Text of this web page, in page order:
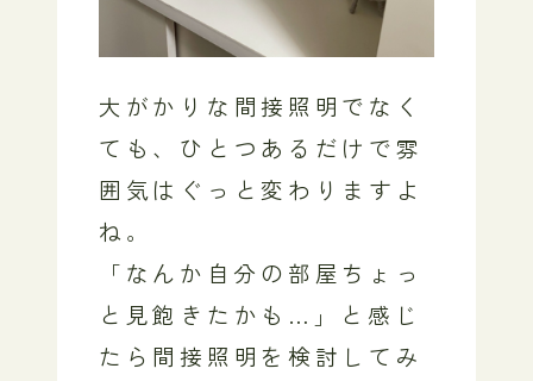
大がかりな間接照明でなく
ても、ひとつあるだけで雰
囲気はぐっと変わりますよ
ね。
「なんか自分の部屋ちょっ
と見飽きたかも…」と感じ
たら間接照明を検討してみ